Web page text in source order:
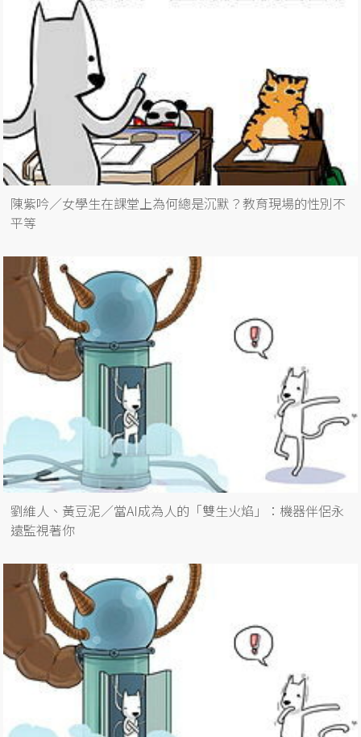
陳紫吟／女學生在課堂上為何總是沉默？教育現場的性別不
平等
劉維人、黃豆泥／當AI成為人的「雙生火焰」：機器伴侶永
遠監視著你